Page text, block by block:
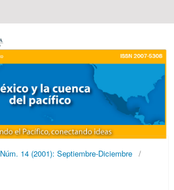
Núm. 14 (2001): Septiembre-Diciembre /